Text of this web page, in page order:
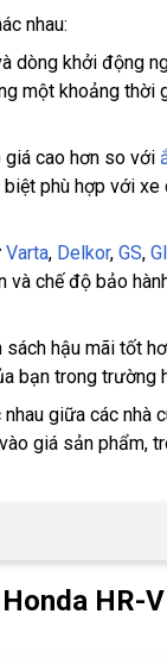
nhau:
dòng khởi động
một khoảng thời
cao hơn so với
phù hợp với
Varta, Delkor, GS,
chế độ bảo
hậu mãi tốt
bạn trong trường
giữa các nhà
giá sản phẩm,
HR-V